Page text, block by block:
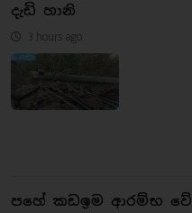
දැඩි හානි
3 hours ago
පහේ කඩඉම ආරම්භ වේ